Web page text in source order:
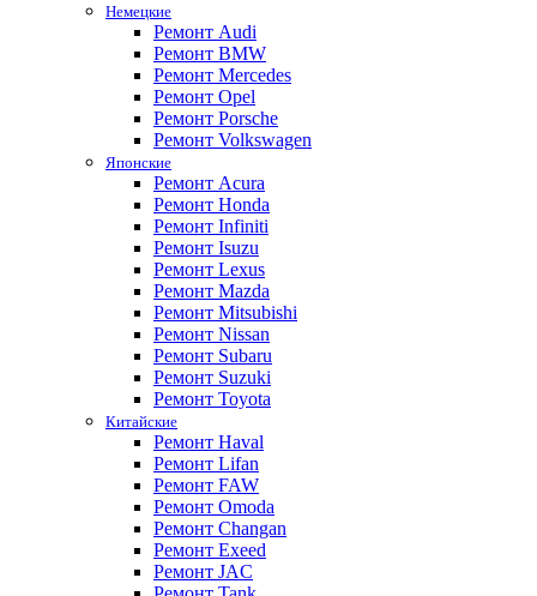
Немецкие
Ремонт Audi
Ремонт BMW
Ремонт Mercedes
Ремонт Opel
Ремонт Porsche
Ремонт Volkswagen
Японские
Ремонт Acura
Ремонт Honda
Ремонт Infiniti
Ремонт Isuzu
Ремонт Lexus
Ремонт Mazda
Ремонт Mitsubishi
Ремонт Nissan
Ремонт Subaru
Ремонт Suzuki
Ремонт Toyota
Китайские
Ремонт Haval
Ремонт Lifan
Ремонт FAW
Ремонт Omoda
Ремонт Changan
Ремонт Exeed
Ремонт JAC